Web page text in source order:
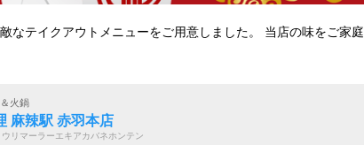
なテイクアウトメニューをご用意しました。 当店の味をご家庭
火鍋
麻辣駅 赤羽本店
リマーラーエキアカバネホンテン